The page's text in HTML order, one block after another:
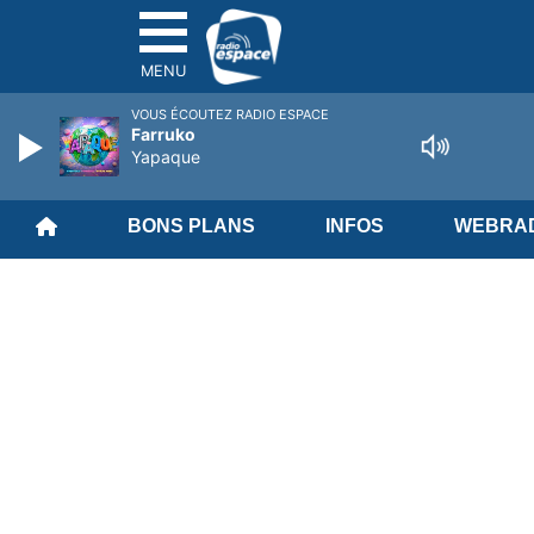
MENU
BONS PLANS INFOS
VOUS ÉCOUTEZ RADIO ESPACE
Farruko
Yapaque